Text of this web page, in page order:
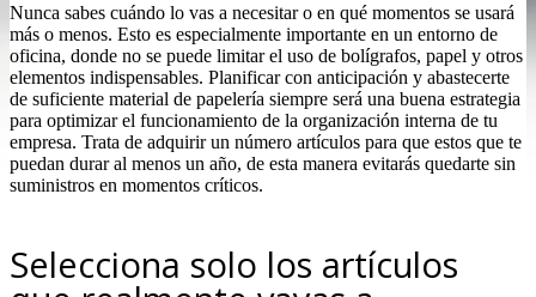
Nunca sabes cuándo lo vas a necesitar o en qué momentos se usará
más o menos. Esto es especialmente importante en un entorno de
oficina, donde no se puede limitar el uso de bolígrafos, papel y otros
elementos indispensables. Planificar con anticipación y abastecerte
de suficiente material de papelería siempre será una buena estrategia
para optimizar el funcionamiento de la organización interna de tu
empresa. Trata de adquirir un número artículos para que estos que te
puedan durar al menos un año, de esta manera evitarás quedarte sin
suministros en momentos críticos.
Selecciona solo los artículos